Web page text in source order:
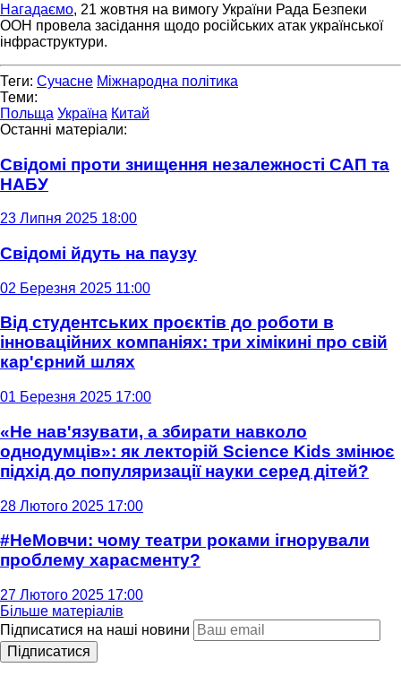
Нагадаємо, 21 жовтня на вимогу України Рада Безпеки
ООН провела засідання щодо російських атак української
інфраструктури.
Теги: Сучасне Міжнародна політика
Теми:
Польща Україна Китай
Останні матеріали:
Свідомі проти знищення незалежності САП та
НАБУ
23 Липня 2025 18:00
Свідомі йдуть на паузу
02 Березня 2025 11:00
Від студентських проєктів до роботи в
інноваційних компаніях: три хімікині про свій
кар'єрний шлях
01 Березня 2025 17:00
«Не нав'язувати, а збирати навколо
однодумців»: як лекторій Science Kids змінює
підхід до популяризації науки серед дітей?
28 Лютого 2025 17:00
#НеМовчи: чому театри роками ігнорували
проблему харасменту?
27 Лютого 2025 17:00
Більше матеріалів
Підписатися на наші новини
Підписатися